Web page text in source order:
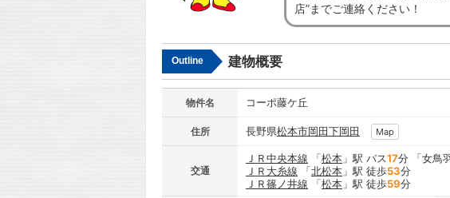
店”までご連絡ください！
Outline 建物概要
物件名 コーポ藤ケ丘
住所 長野県松本市岡田下岡田 Map
交通
ＪＲ中央本線 「松本 」駅 バス17分 「女鳥
ＪＲ大糸線 「北松本 」駅 徒歩53分
ＪＲ篠ノ井線 「松本 」駅 徒歩59分